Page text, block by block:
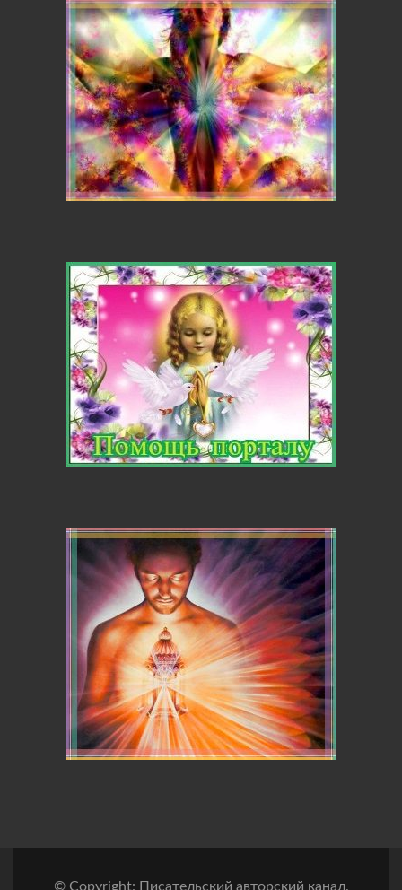
© Copyright: Писательский авторский канал.